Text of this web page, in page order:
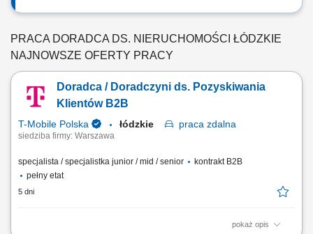
PRACA DORADCA DS. NIERUCHOMOŚCI ŁÓDZKIE
NAJNOWSZE OFERTY PRACY
Doradca / Doradczyni ds. Pozyskiwania
Klientów B2B
T-Mobile Polska łódzkie praca zdalna
siedziba firmy: Warszawa
specjalista / specjalistka junior / mid / senior
kontrakt B2B
pełny etat
5 dni
pokaż opis